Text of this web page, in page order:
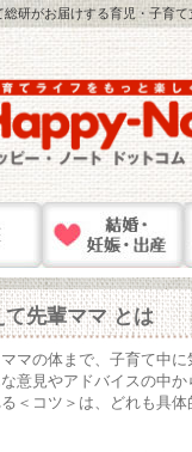
総研がお届けする育児・子育
て先輩ママ とは
マの体まで、子育て中
意見やアドバイスの中
＜コツ＞は、どれも具